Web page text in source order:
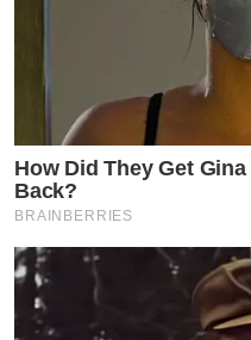
How Did They Get Gina
Back?
BRAINBERRIES